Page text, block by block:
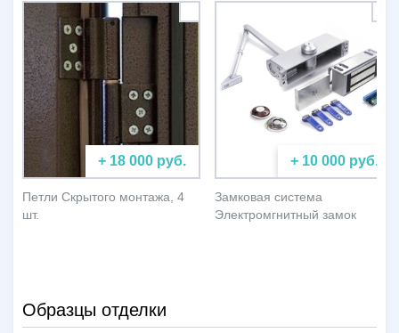
+ 18 000 руб.
Петли Скрытого монтажа, 4
шт.
+ 10 000 руб.
Замковая система
Электромгнитный замок
Образцы отделки